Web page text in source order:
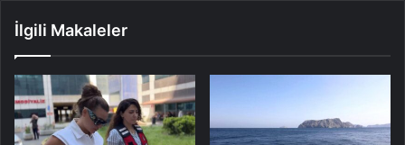
İlgili Makaleler